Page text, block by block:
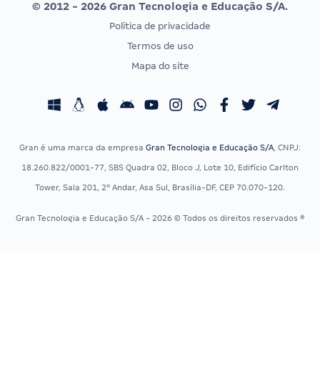
Vunesp
CONCURSOS POR PROFISSÃO
Concursos Fiscais
Concursos Saúde
Residência Multiprofissional
EXAME DE ORDEM
Calendário OAB
© 2012 - 2026 Gran Tecnologia e Educação S/A.
Política de privacidade
Termos de uso
Mapa do site
Gran é uma marca da empresa Gran Tecnologia e Educação S/A, CNPJ:
18.260.822/0001-77, SBS Quadra 02, Bloco J, Lote 10, Edifício Carlton
Tower, Sala 201, 2º Andar, Asa Sul, Brasília-DF, CEP 70.070-120.
Gran Tecnologia e Educação S/A - 2026 © Todos os direitos reservados ®